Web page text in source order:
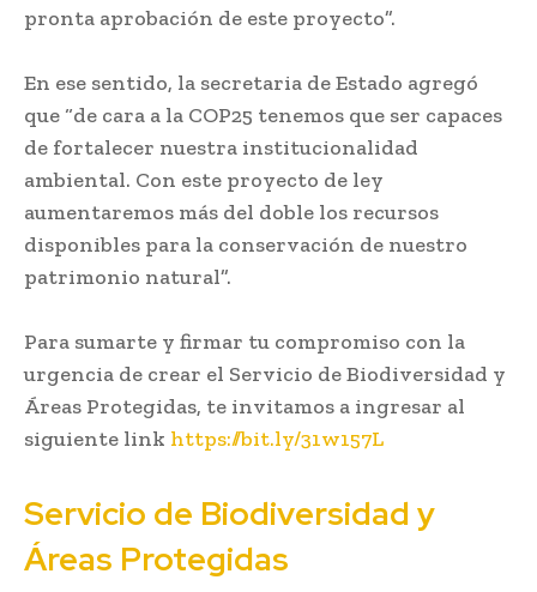
pronta aprobación de este proyecto”.
En ese sentido, la secretaria de Estado agregó
que “de cara a la COP25 tenemos que ser capaces
de fortalecer nuestra institucionalidad
ambiental. Con este proyecto de ley
aumentaremos más del doble los recursos
disponibles para la conservación de nuestro
patrimonio natural”.
Para sumarte y firmar tu compromiso con la
urgencia de crear el Servicio de Biodiversidad y
Áreas Protegidas, te invitamos a ingresar al
siguiente link https://bit.ly/31w157L
Servicio de Biodiversidad y
Áreas Protegidas